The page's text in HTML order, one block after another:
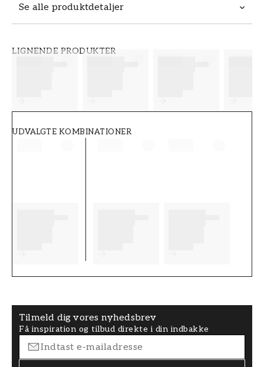
Se alle produktdetaljer
LIGNENDE PRODUKTER
UDVALGTE KOMBINATIONER
Tilmeld dig vores nyhedsbrev
Få inspiration og tilbud direkte i din indbakke